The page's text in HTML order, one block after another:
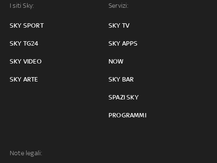
I siti Sky:
SKY SPORT
SKY TG24
SKY VIDEO
SKY ARTE
Servizi:
SKY TV
SKY APPS
NOW
SKY BAR
SPAZI SKY
PROGRAMMI
Note legali: